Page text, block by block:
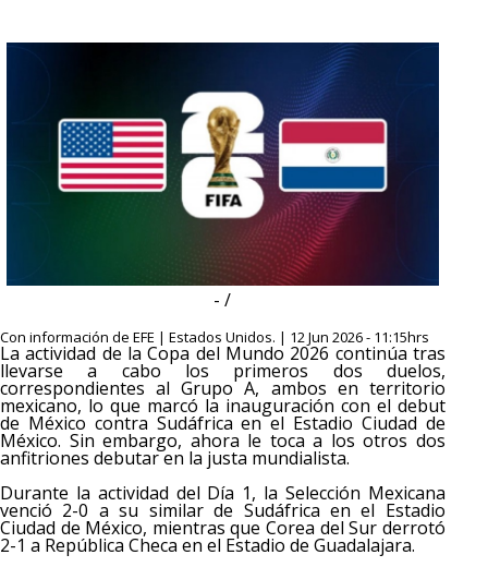
- /
Con información de EFE | Estados Unidos. | 12 Jun 2026 - 11:15hrs
La actividad de la Copa del Mundo 2026 continúa tras
llevarse a cabo los primeros dos duelos,
correspondientes al Grupo A, ambos en territorio
mexicano, lo que marcó la inauguración con el debut
de México contra Sudáfrica en el Estadio Ciudad de
México. Sin embargo, ahora le toca a los otros dos
anfitriones debutar en la justa mundialista.
Durante la actividad del Día 1, la Selección Mexicana
venció 2-0 a su similar de Sudáfrica en el Estadio
Ciudad de México, mientras que Corea del Sur derrotó
2-1 a República Checa en el Estadio de Guadalajara.